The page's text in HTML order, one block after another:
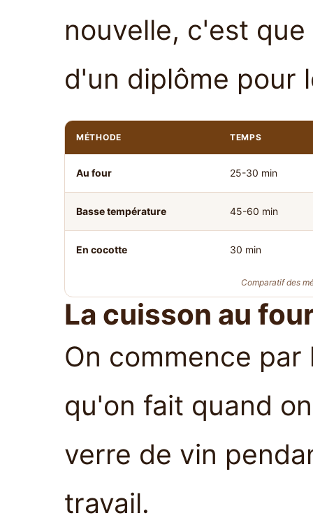
nouvelle, c'est
d'un diplôme pour
Comparatif des
MÉTHODE TEMPS
Au four 25-30 min
Basse température 45-60 min
En cocotte 30 min
La cuisson au
On commence par
qu'on fait quand
verre de vin
travail.